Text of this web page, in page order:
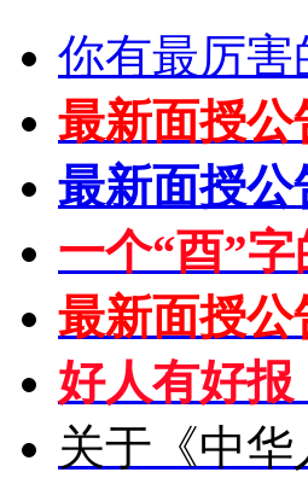
你有最厉害
最新面授
最新面授公
一个“酉”
最新面授
好人有好
关于《中